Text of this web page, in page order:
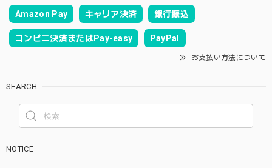
Amazon Pay キャリア決済 銀行振込
コンビニ決済またはPay-easy PayPal
お支払い方法について
SEARCH
NOTICE